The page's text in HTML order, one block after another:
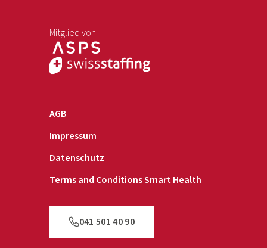
Mitglied von
AGB
Impressum
Datenschutz
Terms and Conditions Smart Health
041 501 40 90